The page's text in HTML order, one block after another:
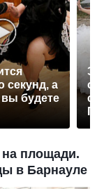
секунд, а
будете
площади.
в Барнауле